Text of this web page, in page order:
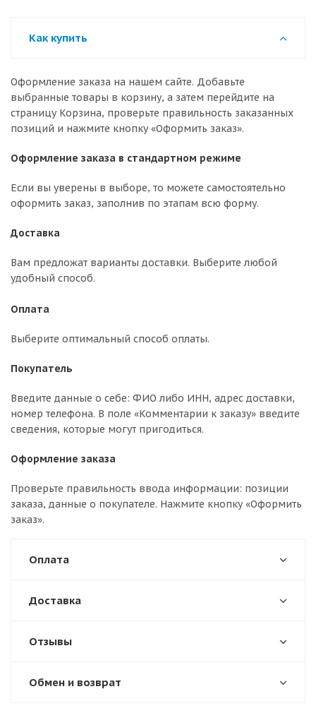
Как купить
Оформление заказа на нашем сайте. Добавьте
выбранные товары в корзину, а затем перейдите на
страницу Корзина, проверьте правильность заказанных
позиций и нажмите кнопку «Оформить заказ».
Оформление заказа в стандартном режиме
Если вы уверены в выборе, то можете самостоятельно
оформить заказ, заполнив по этапам всю форму.
Доставка
Вам предложат варианты доставки. Выберите любой
удобный способ.
Оплата
Выберите оптимальный способ оплаты.
Покупатель
Введите данные о себе: ФИО либо ИНН, адрес доставки,
номер телефона. В поле «Комментарии к заказу» введите
сведения, которые могут пригодиться.
Оформление заказа
Проверьте правильность ввода информации: позиции
заказа, данные о покупателе. Нажмите кнопку «Оформить
заказ».
Оплата
Доставка
Отзывы
Обмен и возврат